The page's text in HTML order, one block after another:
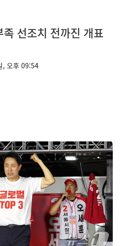
선조치 전까진 개표
, 오후 09:54